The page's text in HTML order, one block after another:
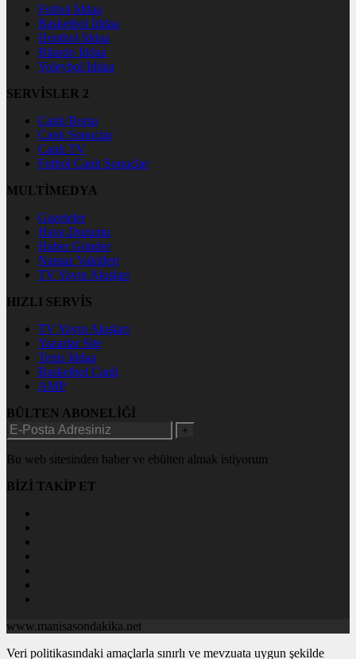
Futbol İddaa
Basketbol İddaa
Hentbol İddaa
Bilardo İddaa
Voleybol İddaa
SERVİSLER 2
Canlı Borsa
Canlı Sonuçlar
Canlı TV
Futbol Canlı Sonuçlar
MULTİMEDYA
Gazeteler
Hava Durumu
Haber Gönder
Namaz Vakitleri
TV Yayın Akışları
HIZLI SERVİS
TV Yayın Akışları
Yazarlar Site
Tenis İddaa
Basketbol Canlı
AMP
BÜLTEN ABONELİĞİ
+
Bu web sitesinden haber ve ebülten almak istiyorum
BİZİ TAKİP ET
www.manisasondakika.net
Veri politikasındaki amaçlarla sınırlı ve mevzuata uygun şekilde